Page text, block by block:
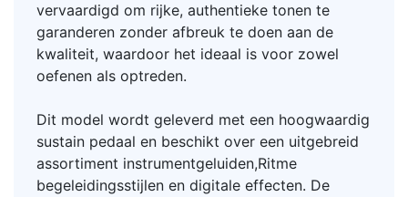
vervaardigd om rijke, authentieke tonen te
garanderen zonder afbreuk te doen aan de
kwaliteit, waardoor het ideaal is voor zowel
oefenen als optreden.
Dit model wordt geleverd met een hoogwaardig
sustain pedaal en beschikt over een uitgebreid
assortiment instrumentgeluiden,Ritme
begeleidingsstijlen en digitale effecten. De